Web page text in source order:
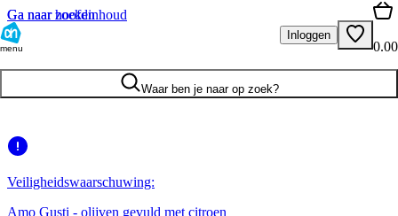
Ga naar hoofdinhoud
Ga naar zoeken
menu
Inloggen
0.00
Waar ben je naar op zoek?
Veiligheidswaarschuwing:
Amo Gusti - olijven gevuld met citroen